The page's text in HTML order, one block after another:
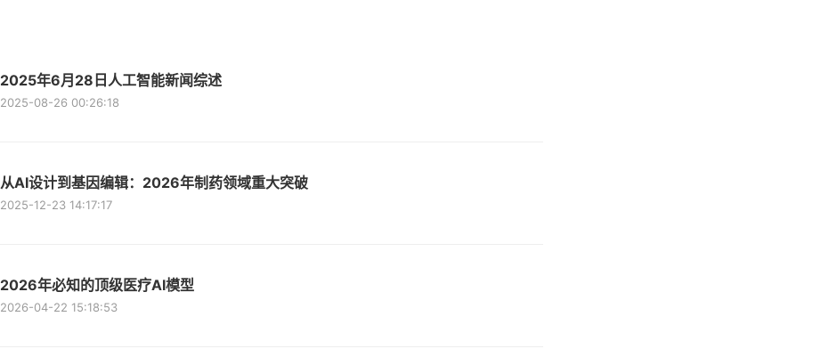
2025年6月28日人工智能新闻综述
2025-08-26 00:26:18
从AI设计到基因编辑：2026年制药领域重大突破
2025-12-23 14:17:17
2026年必知的顶级医疗AI模型
2026-04-22 15:18:53